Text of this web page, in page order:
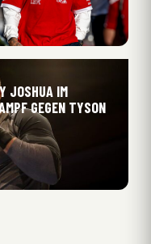
JOSHUA IM
GEGEN TYSON